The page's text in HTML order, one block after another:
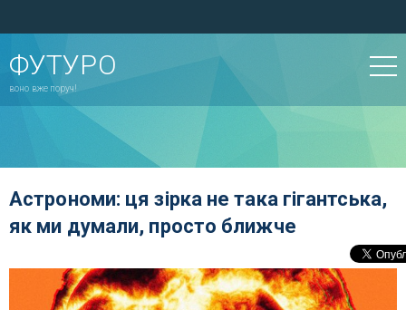
ФУТУРО
воно вже поруч!
Астрономи: ця зірка не така гігантська,
як ми думали, просто ближче